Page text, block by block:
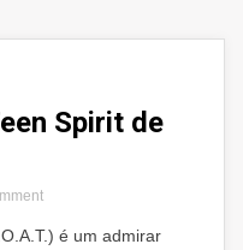
Spirit de
on
Cheira
é um admirar